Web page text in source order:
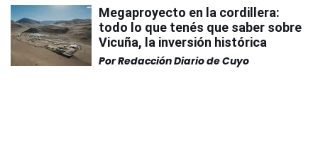
Megaproyecto en la cordillera:
todo lo que tenés que saber sobre
Vicuña, la inversión histórica
PorRedacción Diario de Cuyo